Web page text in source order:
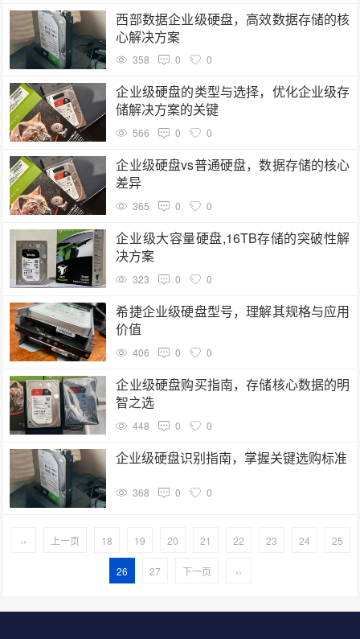
西部数据企业级硬盘，高效数据存储的核
心解决方案
358 0 0
企业级硬盘的类型与选择，优化企业级存
储解决方案的关键
566 0 0
企业级硬盘vs普通硬盘，数据存储的核心
差异
365 0 0
企业级大容量硬盘,16TB存储的突破性解
决方案
323 0 0
希捷企业级硬盘型号，理解其规格与应用
价值
406 0 0
企业级硬盘购买指南，存储核心数据的明
智之选
448 0 0
企业级硬盘识别指南，掌握关键选购标准
368 0 0
‹‹ 上一页 18 19 20 21 22 23 24 25
26 27 下一页 ››